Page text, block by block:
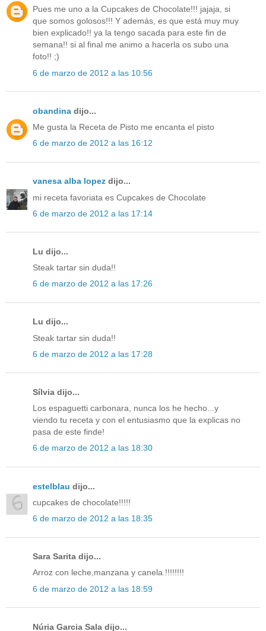
Pues me uno a la Cupcakes de Chocolate!!! jajaja, si
que somos golosos!!! Y además, es que está muy muy
bien explicado!! ya la tengo sacada para este fin de
semana!! si al final me animo a hacerla os subo una
foto!! ;)
6 de marzo de 2012 a las 10:56
obandina dijo...
Me gusta la Receta de Pisto me encanta el pisto
6 de marzo de 2012 a las 16:12
vanesa alba lopez dijo...
mi receta favoriata es Cupcakes de Chocolate
6 de marzo de 2012 a las 17:14
Lu dijo...
Steak tartar sin duda!!
6 de marzo de 2012 a las 17:26
Lu dijo...
Steak tartar sin duda!!
6 de marzo de 2012 a las 17:28
Sílvia dijo...
Los espaguetti carbonara, nunca los he hecho...y
viendo tu receta y con el entusiasmo que la explicas no
pasa de este finde!
6 de marzo de 2012 a las 18:30
estelblau dijo...
cupcakes de chocolate!!!!!
6 de marzo de 2012 a las 18:35
Sara Sarita dijo...
Arroz con leche,manzana y canela.!!!!!!!!
6 de marzo de 2012 a las 18:59
Núria Garcia Sala dijo...